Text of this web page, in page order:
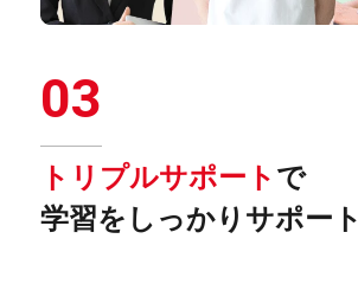
03
トリプルサポート で
学習をしっかりサポート